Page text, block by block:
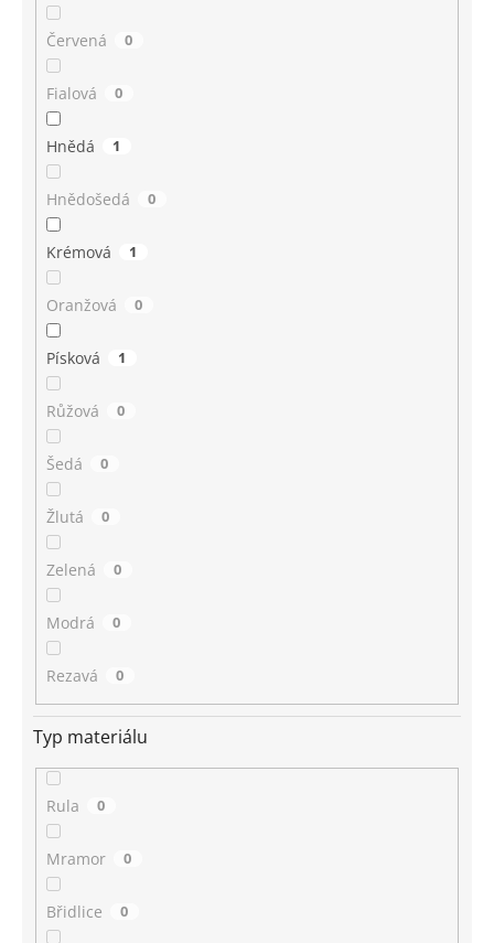
Červená 0
Fialová 0
Hnědá 1
Hnědošedá 0
Krémová 1
Oranžová 0
Písková 1
Růžová 0
Šedá 0
Žlutá 0
Zelená 0
Modrá 0
Rezavá 0
Typ materiálu
Rula 0
Mramor 0
Břidlice 0